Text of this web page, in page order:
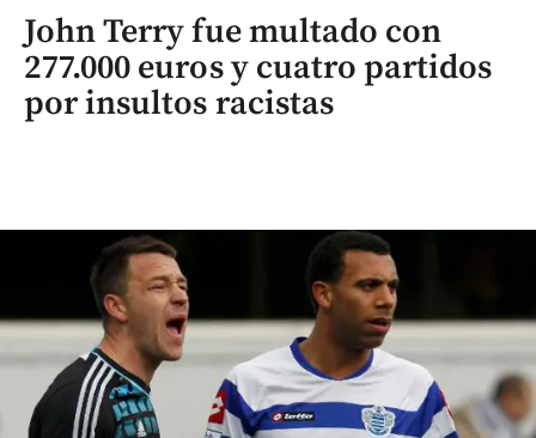
John Terry fue multado con
277.000 euros y cuatro partidos
por insultos racistas